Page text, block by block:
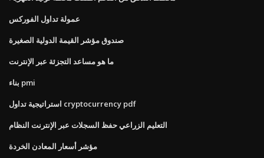
عمولة تداول الفوركس
صندوق مؤشر القيمة الدولية الصغيرة
ما هو مساعد التجزئة عبر الإنترنت
بناء pmi
استراتيجية تداول cryptocurrency pdf
التعليم الزراعي حفظ السجلات عبر الإنترنت النظام
مؤشر أسعار المعادن الخردة